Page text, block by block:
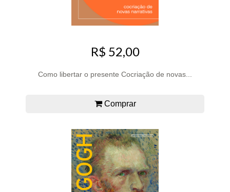
R$ 52,00
Como libertar o presente Cocriação de novas...
Comprar